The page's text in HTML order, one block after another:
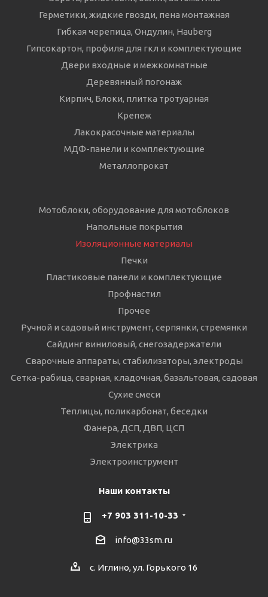
Герметики, жидкие гвозди, пена монтажная
Гибкая черепица, Ондулин, Hauberg
Гипсокартон, профиля для гкл и комплектующие
Двери входные и межкомнатные
Деревянный погонаж
Кирпич, Блоки, плитка тротуарная
Крепеж
Лакокрасочные материалы
МДФ-панели и комплектующие
Металлопрокат
Мотоблоки, оборудование для мотоблоков
Напольные покрытия
Изоляционные материалы
Печки
Пластиковые панели и комплектующие
Профнастил
Прочее
Ручной и садовый инструмент, серпянки, стремянки
Сайдинг виниловый, снегозадержатели
Сварочные аппараты, стабилизаторы, электроды
Сетка-рабица, сварная, кладочная, базальтовая, садовая
Сухие смеси
Теплицы, поликарбонат, беседки
Фанера, ДСП, ДВП, ЦСП
Электрика
Электроинструмент
Наши контакты
+7 903 311-10-33
info@33sm.ru
с. Иглино, ул. Горького 16